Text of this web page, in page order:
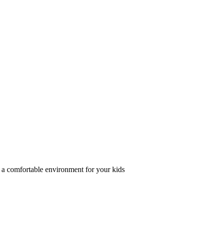
comfortable environment for your kids